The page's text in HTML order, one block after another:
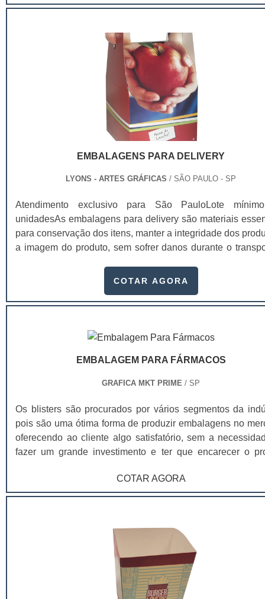
coletar as informações essenciais de sua empresa e
dos tipos mais tradicionais para a impressão de
quais você pode solicitar: Impressão em uma dobra;
em duas dobras; Impressão em três dobras em
Impressão em três dobras zig-zag.
EMBALAGENS PARA DELIVERY
LYONS - ARTES GRÁFICAS / SÃO PAULO - SP
Atendimento exclusivo para São PauloLote
unidadesAs embalagens para delivery são materiais
para conservação dos itens, manter a integridade dos
a imagem do produto, sem sofrer danos durante o
são utilizadas por vários setores, como
útil para a proteção dos produtos, existe
COTAR AGORA
EMBALAGEM PARA FÁRMACOS
GRAFICA MKT PRIME / SP
Os blisters são procurados por vários segmentos da
pois são uma ótima forma de produzir embalagens no
oferecendo ao cliente algo satisfatório, sem a
fazer um grande investimento e ter que encarecer o
base, plástico e é impressa com equipamentos de
geração, que garantem cor, brilho e nitidez para marca.
emergência, entendendo a urgência do cliente;
pagamento para compras em atacado; Garantia de
caso de avarias detectadas (falhas de impressão,
danificadas e similares); Envio para todo o Brasil, de
com a preferência do cliente; Garantia de um
COTAR AGORA